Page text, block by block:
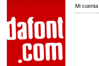
Mi cuenta